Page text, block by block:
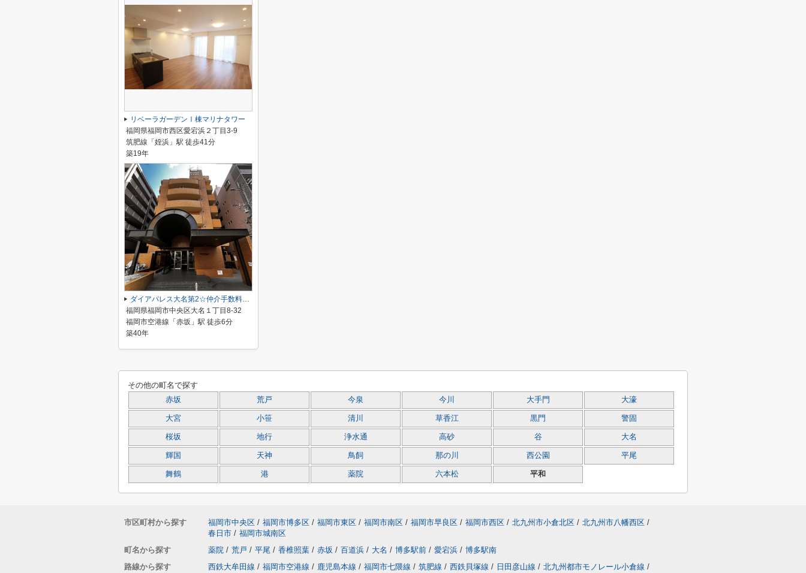
リベーラガーデンⅠ棟マリナタワー
福岡県福岡市西区愛宕浜２丁目3-9
筑肥線「姪浜」駅 徒歩41分
築19年
ダイアパレス大名第2☆仲介手数料無料☆
福岡県福岡市中央区大名１丁目8-32
福岡市空港線「赤坂」駅 徒歩6分
築40年
その他の町名で探す
赤坂 荒戸 今泉 今川 大手門 大濠
大宮 小笹 清川 草香江 黒門 警固
桜坂 地行 浄水通 高砂 谷 大名
輝国 天神 鳥飼 那の川 西公園 平尾
舞鶴 港 薬院 六本松 平和
市区町村から探す 福岡市中央区 / 福岡市博多区 / 福岡市東区 / 福岡市南区 / 福岡市早良区 / 福岡市西区 / 北九州市小倉北区 / 北九州市八幡西区 /
春日市 / 福岡市城南区
町名から探す
薬院 / 荒戸 / 平尾 / 香椎照葉 / 赤坂 / 百道浜 / 大名 / 博多駅前 / 愛宕浜 / 博多駅南
路線から探す
西鉄大牟田線 / 福岡市空港線 / 鹿児島本線 / 福岡市七隈線 / 筑肥線 / 西鉄貝塚線 / 日田彦山線 / 北九州都市モノレール小倉線 /